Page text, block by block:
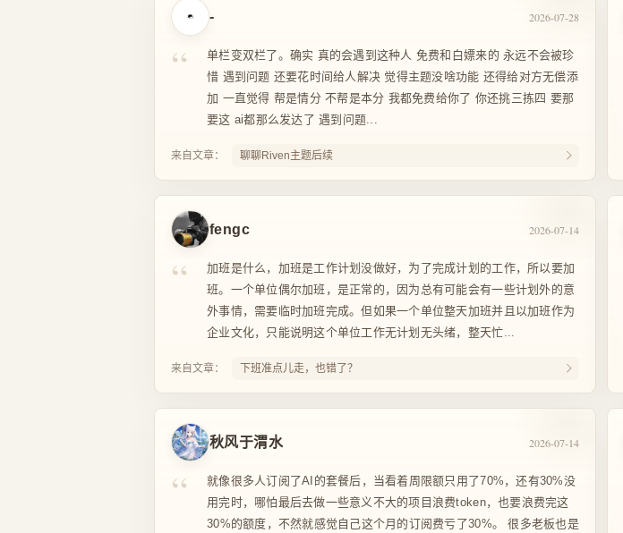
- 2026-07-28
“
单栏变双栏了。确实 真的会遇到这种人 免费和白嫖来的 永远不会被珍
惜 遇到问题 还要花时间给人解决 觉得主题没啥功能 还得给对方无偿添
加 一直觉得 帮是情分 不帮是本分 我都免费给你了 你还挑三拣四 要那
要这 ai都那么发达了 遇到问题...
来自文章： 聊聊Riven主题后续
fengc 2026-07-14
“
加班是什么，加班是工作计划没做好，为了完成计划的工作，所以要加
班。一个单位偶尔加班，是正常的，因为总有可能会有一些计划外的意
外事情，需要临时加班完成。但如果一个单位整天加班并且以加班作为
企业文化，只能说明这个单位工作无计划无头绪，整天忙...
来自文章： 下班准点儿走，也错了？
秋风于渭水 2026-07-14
“
就像很多人订阅了AI的套餐后，当看着周限额只用了70%，还有30%没
用完时，哪怕最后去做一些意义不大的项目浪费token，也要浪费完这
30%的额度，不然就感觉自己这个月的订阅费亏了30%。 很多老板也是